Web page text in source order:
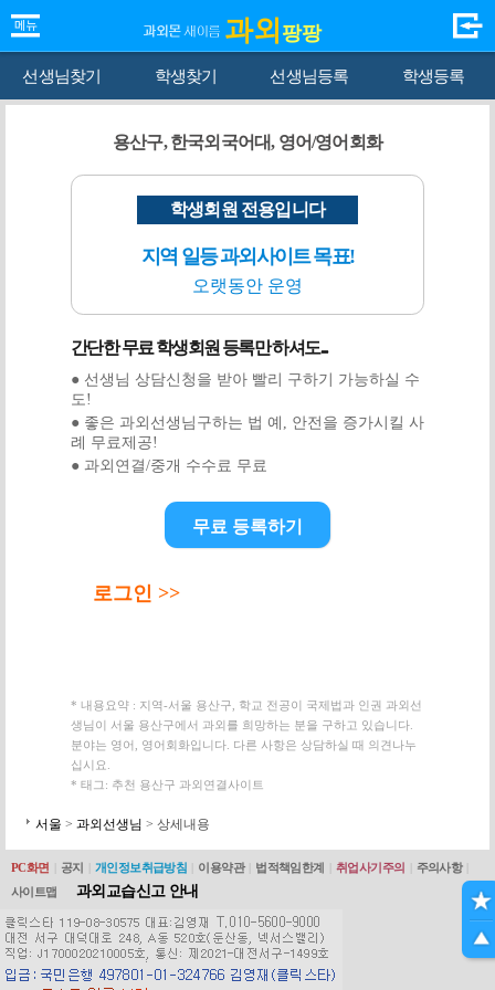
과외 팡팡
선생님찾기 학생찾기 선생님등록 학생등록
용산구, 한국외국어대, 영어/영어회화
학생회원 전용입니다
지역 일등 과외사이트 목표!
오랫동안 운영
간단한 무료 학생회원 등록만 하셔도...
● 선생님 상담신청을 받아 빨리 구하기 가능하실 수
도!
● 좋은 과외선생님구하는 법 예, 안전을 증가시킬 사
례 무료제공!
● 과외연결/중개 수수료 무료
무료 등록하기
로그인 >>
* 내용요약 : 지역-서울 용산구, 학교 전공이 국제법과 인권 과외선
생님이 서울 용산구에서 과외를 희망하는 분을 구하고 있습니다.
분야는 영어, 영어회화입니다. 다른 사항은 상담하실 때 의견나누
십시요.
* 태그: 추천 용산구 과외연결사이트
서울 > 과외선생님 > 상세내용
PC화면 공지 개인정보취급방침 이용약관 법적책임한계 취업사기주의 주의사항
사이트맵
과외교습신고 안내